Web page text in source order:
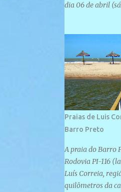
dia 06 de abril
localizada na
Cajueiro da Praia.
Praias de Luis
Barro Preto
A praia do Barro
Rodovia PI-116
Luís Correia,
quilômetros da